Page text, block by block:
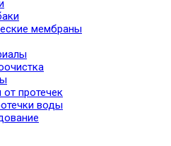
мембраны
протечек
воды